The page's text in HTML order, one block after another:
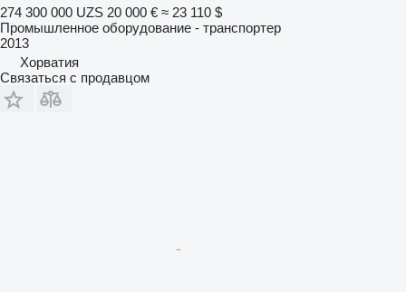
274 300 000 UZS 20 000 € ≈ 23 110 $
Промышленное оборудование - транспортер
2013
Хорватия
Связаться с продавцом